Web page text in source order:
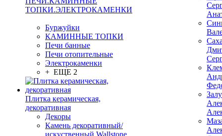
ТОПКИ.ЭЛЕКТРОКАМЕНКИ
Буржуйки
КАМИННЫЕ ТОПКИ
Печи банные
Печи отопительные
Электрокаменки
+ ЕЩЕ 2
Плитка керамическая,
декоративная
Декоры
Камень декоративный/
искуственный Wallstone